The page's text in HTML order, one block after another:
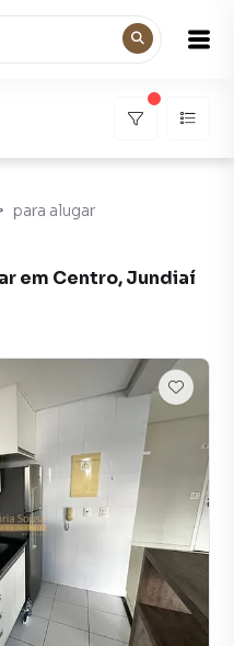
para alugar
em Centro, Jundiaí